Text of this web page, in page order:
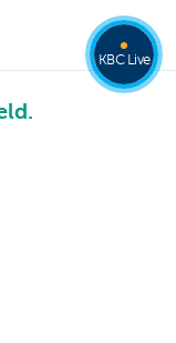
KBC Live